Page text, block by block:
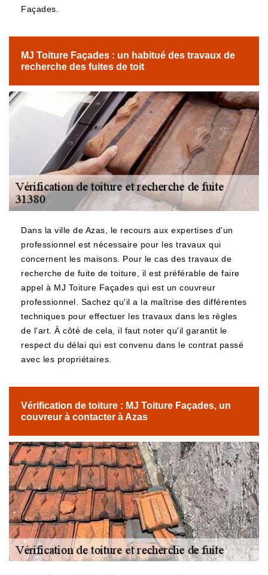
Façades.
MJ Toiture Façades : un habitué des travaux de
recherche des fuites de toit
Dans la ville de Azas, le recours aux expertises d'un
professionnel est nécessaire pour les travaux qui
concernent les maisons. Pour le cas des travaux de
recherche de fuite de toiture, il est préférable de faire
appel à MJ Toiture Façades qui est un couvreur
professionnel. Sachez qu'il a la maîtrise des différentes
techniques pour effectuer les travaux dans les règles
de l'art. À côté de cela, il faut noter qu'il garantit le
respect du délai qui est convenu dans le contrat passé
avec les propriétaires.
Vérification de toiture : MJ Toiture Façades, un
couvreur à contacter à Azas